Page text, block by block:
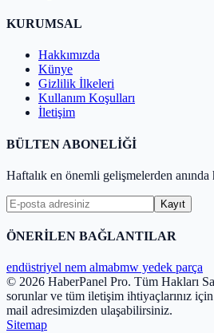
KURUMSAL
Hakkımızda
Künye
Gizlilik İlkeleri
Kullanım Koşulları
İletişim
BÜLTEN ABONELİĞİ
Haftalık en önemli gelişmelerden anında
Kayıt
ÖNERİLEN BAĞLANTILAR
endüstriyel nem almabmw yedek parça
© 2026 HaberPanel Pro. Tüm Hakları
sorunlar ve tüm iletişim ihtiyaçlarınız
mail adresimizden ulaşabilirsiniz.
Sitemap